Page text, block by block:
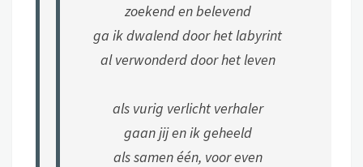
zoekend en belevend
ga ik dwalend door het labyrint
al verwonderd door het leven
als vurig verlicht verhaler
gaan jij en ik geheeld
als samen één, voor even